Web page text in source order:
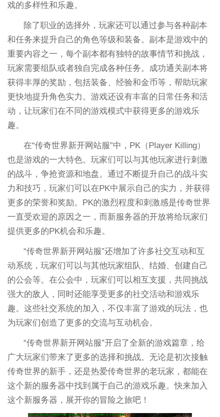
戏的多样性和乐趣。
除了职业的选择外，玩家还可以通过参与各种副本
和任务来提升自己的角色等级和装备。副本是游戏中的
重要内容之一，每个副本都有独特的故事情节和挑战，
玩家需要组队或者独自完成各种任务。成功通关副本将
获得丰厚的奖励，包括装备、经验和金币等，帮助玩家
更快地提升角色实力。游戏还设有丰富的日常任务和活
动，让玩家们在不同的游戏模式中获得更多的游戏乐
趣。
在“传奇世界新开网站服”中，PK（Player Killing）
也是游戏的一大特色。玩家们可以与其他玩家进行刺激
的战斗，争抢资源和地盘。通过不断提升自己的战斗实
力和技巧，玩家们可以在PK中展示自己的实力，并获得
更多的荣誉和奖励。PK的激烈程度和刺激感是传奇世界
一直受欢迎的原因之一，而新服务器的开放将给玩家们
提供更多的PK机会和乐趣。
“传奇世界新开网站服”还增加了许多社交互动和互
动系统，玩家们可以与其他玩家组队、结婚、创建自己
的公会等。在公会中，玩家们可以相互支援，共同挑战
强大的敌人，同时还能享受更多的社交活动和游戏乐
趣。这些社交系统的加入，不仅丰富了游戏的玩法，也
为玩家们创造了更多的交流与互动机会。
“传奇世界新开网站服”开启了全新的游戏篇章，给
广大玩家们带来了更多的选择和挑战。无论是初次接触
传奇世界的新手，还是热爱传奇世界的老玩家，都能在
这个新的服务器中找到属于自己的游戏乐趣。快来加入
这个新服务器，展开你的冒险之旅吧！